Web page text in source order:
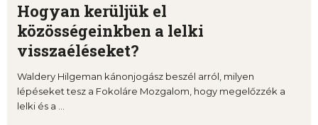
Hogyan kerüljük el
közösségeinkben a lelki
visszaéléseket?
Waldery Hilgeman kánonjogász beszél arról, milyen
lépéseket tesz a Fokoláre Mozgalom, hogy megelőzzék a
lelki és a ...